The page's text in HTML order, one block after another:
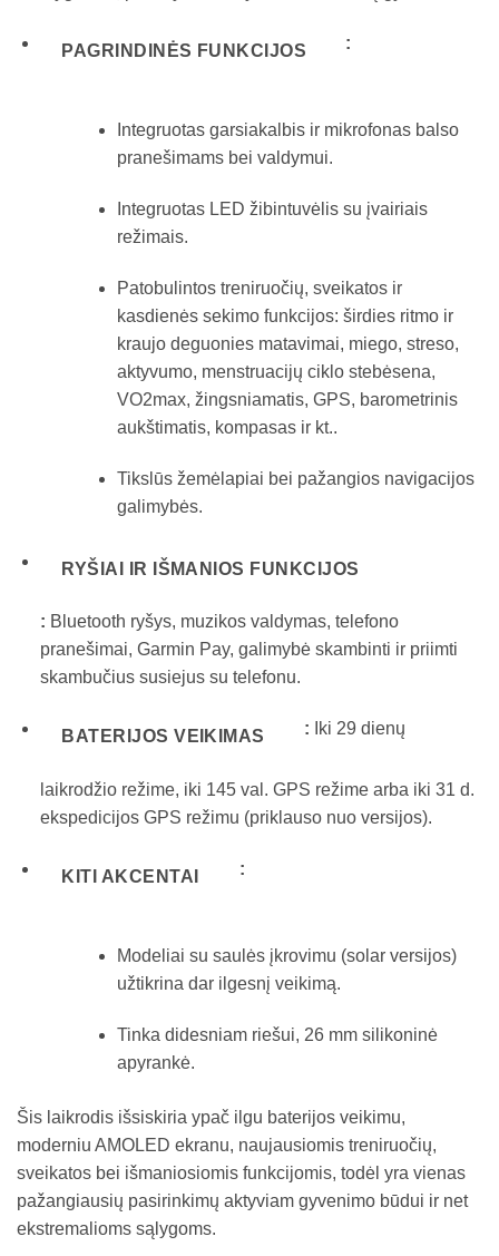
PAGRINDINĖS FUNKCIJOS :
Integruotas garsiakalbis ir mikrofonas balso
pranešimams bei valdymui.
Integruotas LED žibintuvėlis su įvairiais
režimais.
Patobulintos treniruočių, sveikatos ir
kasdienės sekimo funkcijos: širdies ritmo ir
kraujo deguonies matavimai, miego, streso,
aktyvumo, menstruacijų ciklo stebėsena,
VO2max, žingsniamatis, GPS, barometrinis
aukštimatis, kompasas ir kt..
Tikslūs žemėlapiai bei pažangios navigacijos
galimybės.
RYŠIAI IR IŠMANIOS FUNKCIJOS
: Bluetooth ryšys, muzikos valdymas, telefono
pranešimai, Garmin Pay, galimybė skambinti ir priimti
skambučius susiejus su telefonu.
BATERIJOS VEIKIMAS : Iki 29 dienų
laikrodžio režime, iki 145 val. GPS režime arba iki 31 d.
ekspedicijos GPS režimu (priklauso nuo versijos).
KITI AKCENTAI :
Modeliai su saulės įkrovimu (solar versijos)
užtikrina dar ilgesnį veikimą.
Tinka didesniam riešui, 26 mm silikoninė
apyrankė.
Šis laikrodis išsiskiria ypač ilgu baterijos veikimu,
moderniu AMOLED ekranu, naujausiomis treniruočių,
sveikatos bei išmaniosiomis funkcijomis, todėl yra vienas
pažangiausių pasirinkimų aktyviam gyvenimo būdui ir net
ekstremalioms sąlygoms.